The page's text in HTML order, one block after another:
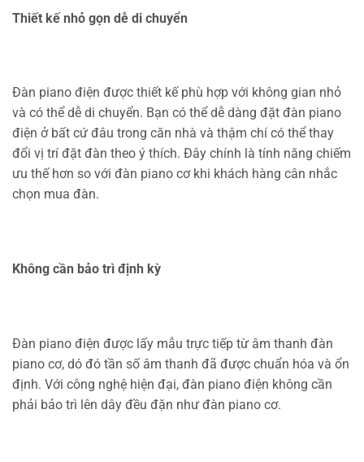
Thiết kế nhỏ gọn dễ di chuyển
Đàn piano điện được thiết kế phù hợp với không gian nhỏ
và có thể dễ di chuyển. Bạn có thể dễ dàng đặt đàn piano
điện ở bất cứ đâu trong căn nhà và thậm chí có thể thay
đổi vị trí đặt đàn theo ý thích. Đây chính là tính năng chiếm
ưu thế hơn so với đàn piano cơ khi khách hàng cân nhắc
chọn mua đàn.
Không cần bảo trì định kỳ
Đàn piano điện được lấy mẫu trực tiếp từ âm thanh đàn
piano cơ, dó đó tần số âm thanh đã được chuẩn hóa và ổn
định. Với công nghệ hiện đại, đàn piano điện không cần
phải bảo trì lên dây đều đặn như đàn piano cơ.